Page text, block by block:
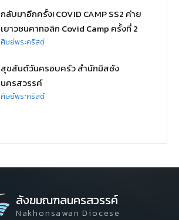
กลับมาอีกครั้ง! COVID CAMP SS2 ค่าย
เยาวชนคาทอลิก Covid Camp ครั้งที่ 2
ศิษย์พระคริสต์
สุขสันต์วันครอบครัว สำนักมิสซัง
นครสวรรค์
ศิษย์พระคริสต์
สังฆมณฑลนครสวรรค์
Nakhonsawan Diocese